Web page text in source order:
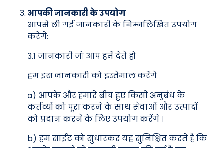
आपकी जानकारी के उपयोग
आपसे ली गई जानकारी के निम्नलिखित उपयोग
करेंगे:
3.1 जानकारी जो आप हमें देते हो
हम इस जानकारी को इस्तेमाल करेंगे
a) आपके और हमारे बीच हुए किसी अनुबंध के
कर्तव्यों को पूरा करने के साथ सेवाओं और उत्पादों
को प्रदान करने के लिए उपयोग करेंगे ।
b) हम साईट को सुधारकर यह सुनिश्चित करते हैं कि